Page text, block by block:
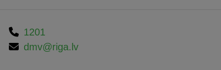
1201
dmv@riga.lv